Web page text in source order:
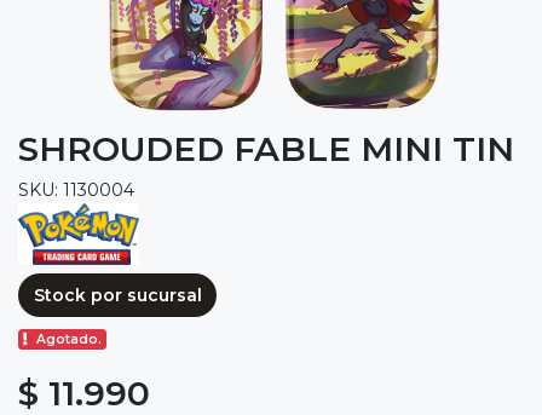
SHROUDED FABLE MINI TIN
SKU: 1130004
Stock por sucursal
Agotado.
$ 11.990